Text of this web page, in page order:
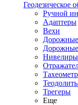
Геодезическое
Ручной
Адаптеры
Вехи
Дорожные
Нивелиры
Трегеры
Еще